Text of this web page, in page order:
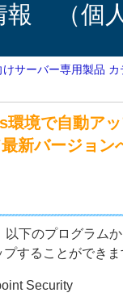
報 （個
けサーバー専用製品
境で自動ア
新バージョン
以下のプログラム
することができま
Security